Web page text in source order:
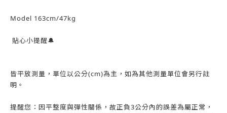
Model 163cm/47kg
貼心小提醒🔔
皆平放測量，單位以公分(cm)為主，如為其他測量單位會另行註
明。
提醒您：因平整度與彈性關係，故正負3公分內的誤差為屬正常，